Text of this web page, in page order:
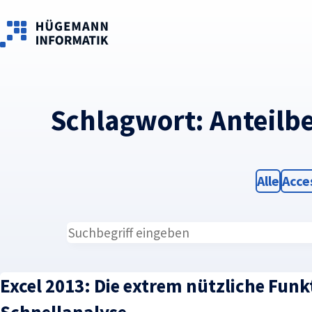
Schlagwort:
Filter
Alle
Excel 2013: Die extrem nützliche